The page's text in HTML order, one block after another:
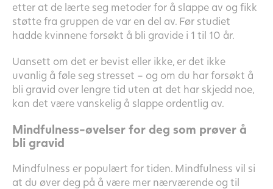
etter at de lærte seg metoder for å slappe av og fikk
støtte fra gruppen de var en del av. Før studiet
hadde kvinnene forsøkt å bli gravide i 1 til 10 år.
Uansett om det er bevist eller ikke, er det ikke
uvanlig å føle seg stresset – og om du har forsøkt å
bli gravid over lengre tid uten at det har skjedd noe,
kan det være vanskelig å slappe ordentlig av.
Mindfulness-øvelser for deg som prøver å
bli gravid
Mindfulness er populært for tiden. Mindfulness vil si
at du øver deg på å være mer nærværende og til